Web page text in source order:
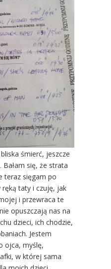
śmierć, jeszcze
się, że strata
teraz sięgam po
taty i czuję, jak
i przewraca te
opuszczają nas na
dzieci, ich chodzie,
Jestem
ojca, myślę,
w której sama